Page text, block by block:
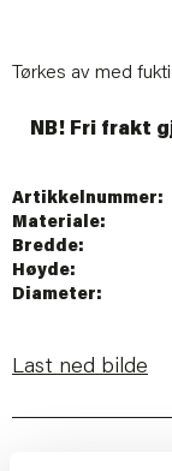
Tørkes av med
NB! Fri frakt
Artikkelnummer:
Materiale:
Bredde:
Høyde:
Diameter:
Last ned bilde